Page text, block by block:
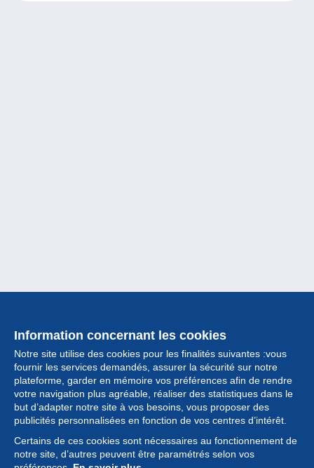
Information concernant les cookies
Notre site utilise des cookies pour les finalités suivantes :vous
fournir les services demandés, assurer la sécurité sur notre
plateforme, garder en mémoire vos préférences afin de rendre
votre navigation plus agréable, réaliser des statistiques dans le
but d’adapter notre site à vos besoins, vous proposer des
publicités personnalisées en fonction de vos centres d’intérêt.
Certains de ces cookies sont nécessaires au fonctionnement de
notre site, d’autres peuvent être paramétrés selon vos
Collection
Actualités